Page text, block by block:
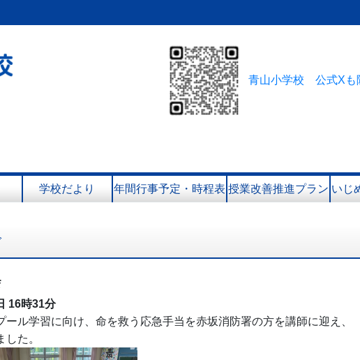
青山小学校 公式Xも
学校だより 年間行事予定・時程表 授業改善推進プラン いじ
16時31分
ル学習に向け、命を救う応急手当を赤坂消防署の方を講師に迎え、
た。